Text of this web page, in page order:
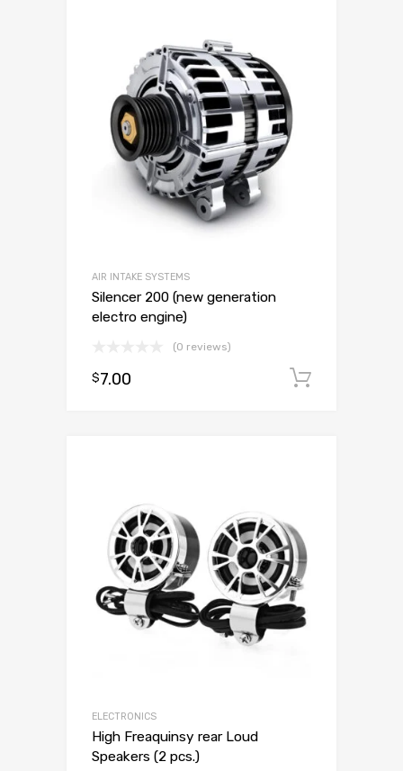
AIR INTAKE SYSTEMS
Silencer 200 (new generation
electro engine)
(0 reviews)
$7.00
ELECTRONICS
High Freaquinsy rear Loud
Speakers (2 pcs.)